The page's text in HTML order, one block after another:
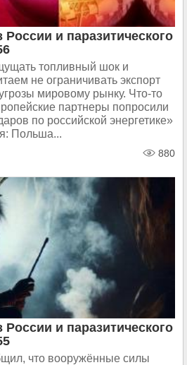
и паразитического
топливный шок и
не ограничивать экспорт
мировому рынку. Что-то
партнеры попросили
по российской энергетике»
Польша...
880
и паразитического
что вооружённые силы